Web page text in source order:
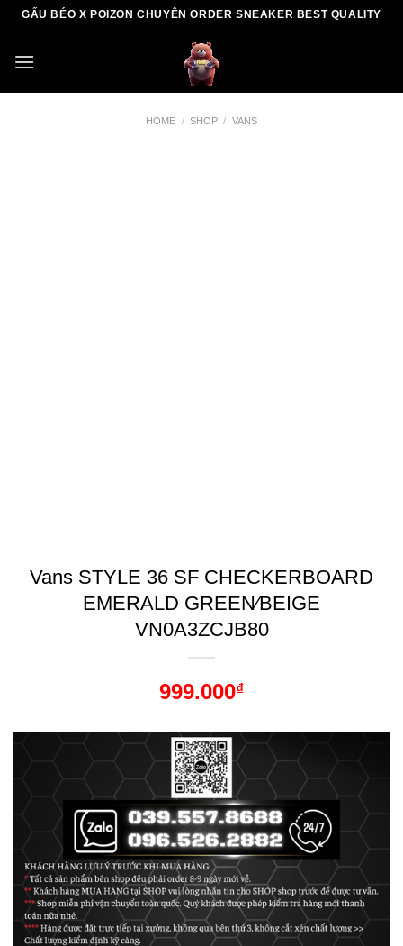
Skip
content
GẤU BÉO X POIZON CHUYÊN ORDER SNEAKER BEST QUALITY
HOME / SHOP / VANS
Vans STYLE 36 SF CHECKERBOARD
EMERALD GREEN∕BEIGE
VN0A3ZCJB80
999.000₫